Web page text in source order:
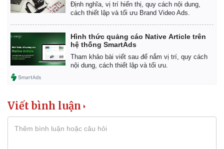
Định nghĩa, vị trí hiển thị, quy cách nội dung,
cách thiết lập và tối ưu Brand Video Ads.
Hình thức quảng cáo Native Article trên
hệ thống SmartAds
Tham khảo bài viết sau để nắm vị trí, quy cách
nội dung, cách thiết lập và tối ưu.
Viết bình luận